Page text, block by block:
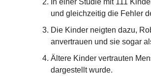
In einer Studie mit 111
und gleichzeitig die Fehler
Die Kinder neigten dazu,
anvertrauen und sie sogar
Ältere Kinder vertrauten
dargestellt wurde.